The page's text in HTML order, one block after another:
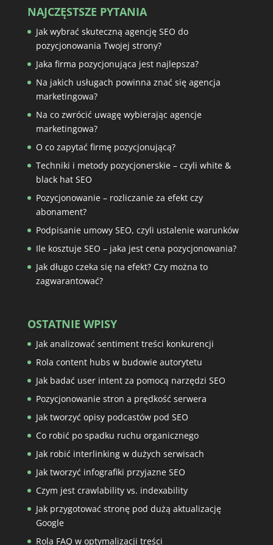
NAJCZĘSTSZE PYTANIA
Jak wybrać skuteczną agencję SEO do
pozycjonowania Twojej strony?
Jaka firma pozycjonująca jest najlepsza?
Na jakich usługach powinna znać się agencja
marketingowa?
Na co zwrócić uwagę wybierając agencje
marketingowa?
O co zapytać firmę pozycjonującą?
Techniki i metody pozycjonerskie – czyli white &
black hat SEO
Pozycjonowanie – rozliczanie za efekt czy
abonament?
Podpisanie umowy SEO, czyli ustalenie warunków
Ile kosztuje SEO – jaka jest cena pozycjonowania?
Jak długo czeka się na efekt? Czy można to
zagwarantować?
OSTATNIE WPISY
Jak analizować sentiment treści konkurencji
Rola content hubs w budowie autorytetu
Jak badać user intent za pomocą narzędzi SEO
Pozycjonowanie stron a prędkość serwera
Jak tworzyć opisy podcastów pod SEO
Co robić po spadku ruchu organicznego
Jak robić interlinking w dużych serwisach
Jak tworzyć infografiki przyjazne SEO
Czym jest crawlability vs. indexability
Jak przygotować stronę pod dużą aktualizację
Google
Rola FAQ w optymalizacji treści